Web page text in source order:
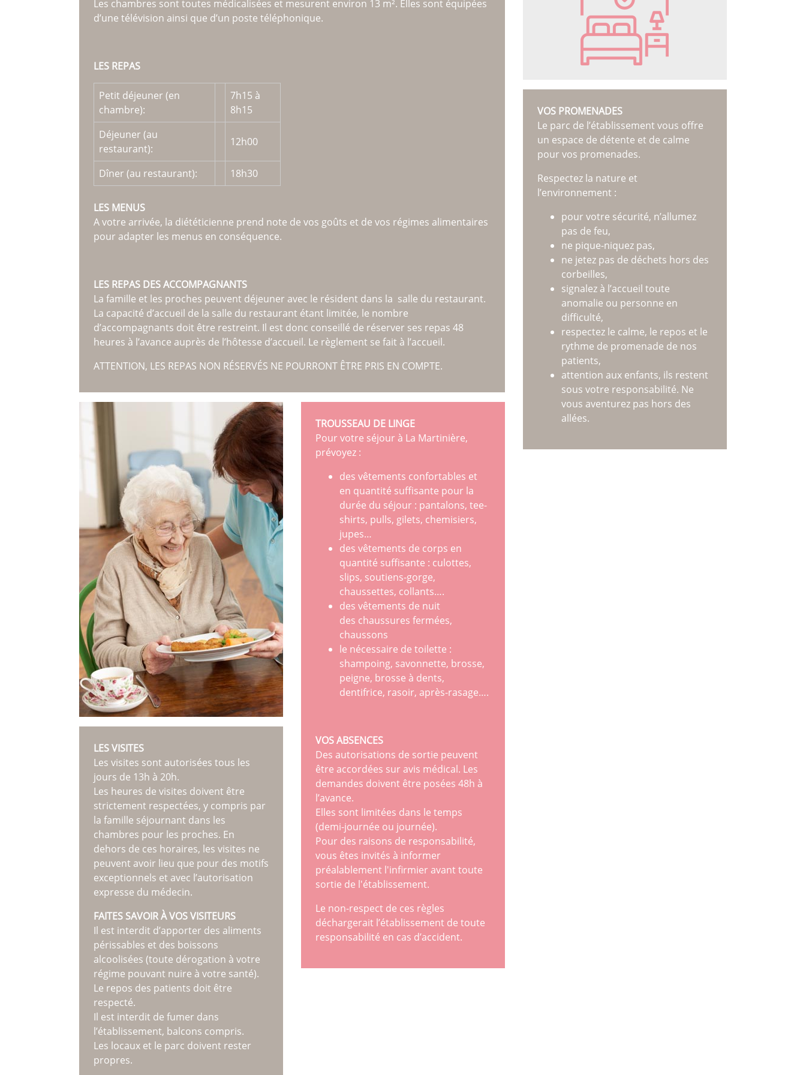
Les chambres sont toutes médicalisées et mesurent environ 13 m². Elles sont équipées
d’une télévision ainsi que d’un poste téléphonique.
LES REPAS
Petit déjeuner (en
chambre):
7h15 à
8h15
Déjeuner (au
restaurant):
12h00
Dîner (au restaurant): 18h30
LES MENUS
A votre arrivée, la diététicienne prend note de vos goûts et de vos régimes alimentaires
pour adapter les menus en conséquence.
LES REPAS DES ACCOMPAGNANTS
La famille et les proches peuvent déjeuner avec le résident dans la salle du restaurant.
La capacité d’accueil de la salle du restaurant étant limitée, le nombre
d’accompagnants doit être restreint. Il est donc conseillé de réserver ses repas 48
heures à l’avance auprès de l’hôtesse d’accueil. Le règlement se fait à l’accueil.
ATTENTION, LES REPAS NON RÉSERVÉS NE POURRONT ÊTRE PRIS EN COMPTE.
LES VISITES
Les visites sont autorisées tous les
jours de 13h à 20h.
Les heures de visites doivent être
strictement respectées, y compris par
la famille séjournant dans les
chambres pour les proches. En
dehors de ces horaires, les visites ne
peuvent avoir lieu que pour des motifs
exceptionnels et avec l’autorisation
expresse du médecin.
FAITES SAVOIR À VOS VISITEURS
Il est interdit d’apporter des aliments
périssables et des boissons
alcoolisées (toute dérogation à votre
régime pouvant nuire à votre santé).
Le repos des patients doit être
respecté.
Il est interdit de fumer dans
l’établissement, balcons compris.
Les locaux et le parc doivent rester
propres.
TROUSSEAU DE LINGE
Pour votre séjour à La Martinière,
prévoyez :
des vêtements confortables et
en quantité suffisante pour la
durée du séjour : pantalons, tee-
shirts, pulls, gilets, chemisiers,
jupes…
des vêtements de corps en
quantité suffisante : culottes,
slips, soutiens-gorge,
chaussettes, collants….
des vêtements de nuit
des chaussures fermées,
chaussons
le nécessaire de toilette :
shampoing, savonnette, brosse,
peigne, brosse à dents,
dentifrice, rasoir, après-rasage….
VOS ABSENCES
Des autorisations de sortie peuvent
être accordées sur avis médical. Les
demandes doivent être posées 48h à
l’avance.
Elles sont limitées dans le temps
(demi-journée ou journée).
Pour des raisons de responsabilité,
vous êtes invités à informer
préalablement l'infirmier avant toute
sortie de l'établissement.
Le non-respect de ces règles
déchargerait l’établissement de toute
responsabilité en cas d’accident.
VOS PROMENADES
Le parc de l’établissement vous offre
un espace de détente et de calme
pour vos promenades.
Respectez la nature et
l’environnement :
pour votre sécurité, n’allumez
pas de feu,
ne pique-niquez pas,
ne jetez pas de déchets hors des
corbeilles,
signalez à l’accueil toute
anomalie ou personne en
difficulté,
respectez le calme, le repos et le
rythme de promenade de nos
patients,
attention aux enfants, ils restent
sous votre responsabilité. Ne
vous aventurez pas hors des
allées.